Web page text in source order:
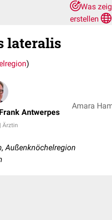
Was
erstellen
lateralis
)
Antwerpes
Ärztin
Amara
Außenknöchelregion